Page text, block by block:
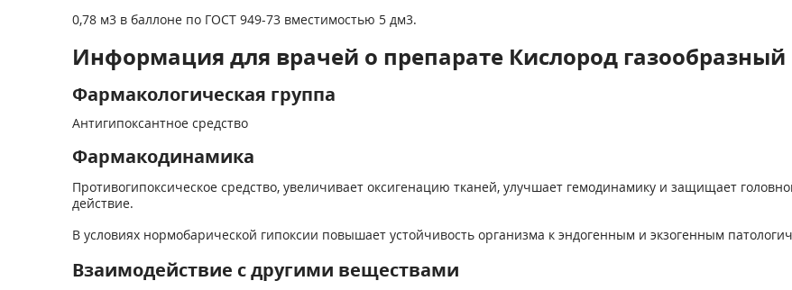
0,78 м3в баллоне по ГОСТ 949-73 вместимостью 5 дм3.
Информация для врачей о препарате Кислород
Фармакологическая группа
Антигипоксантное средство
Фармакодинамика
Противогипоксическое средство, увеличивает оксигенацию тканей, улучшает гемодинамику и защищает
действие.
В условиях нормобарической гипоксии повышает устойчивость организма к эндогенным и экзогенным
Взаимодействие с другими веществами